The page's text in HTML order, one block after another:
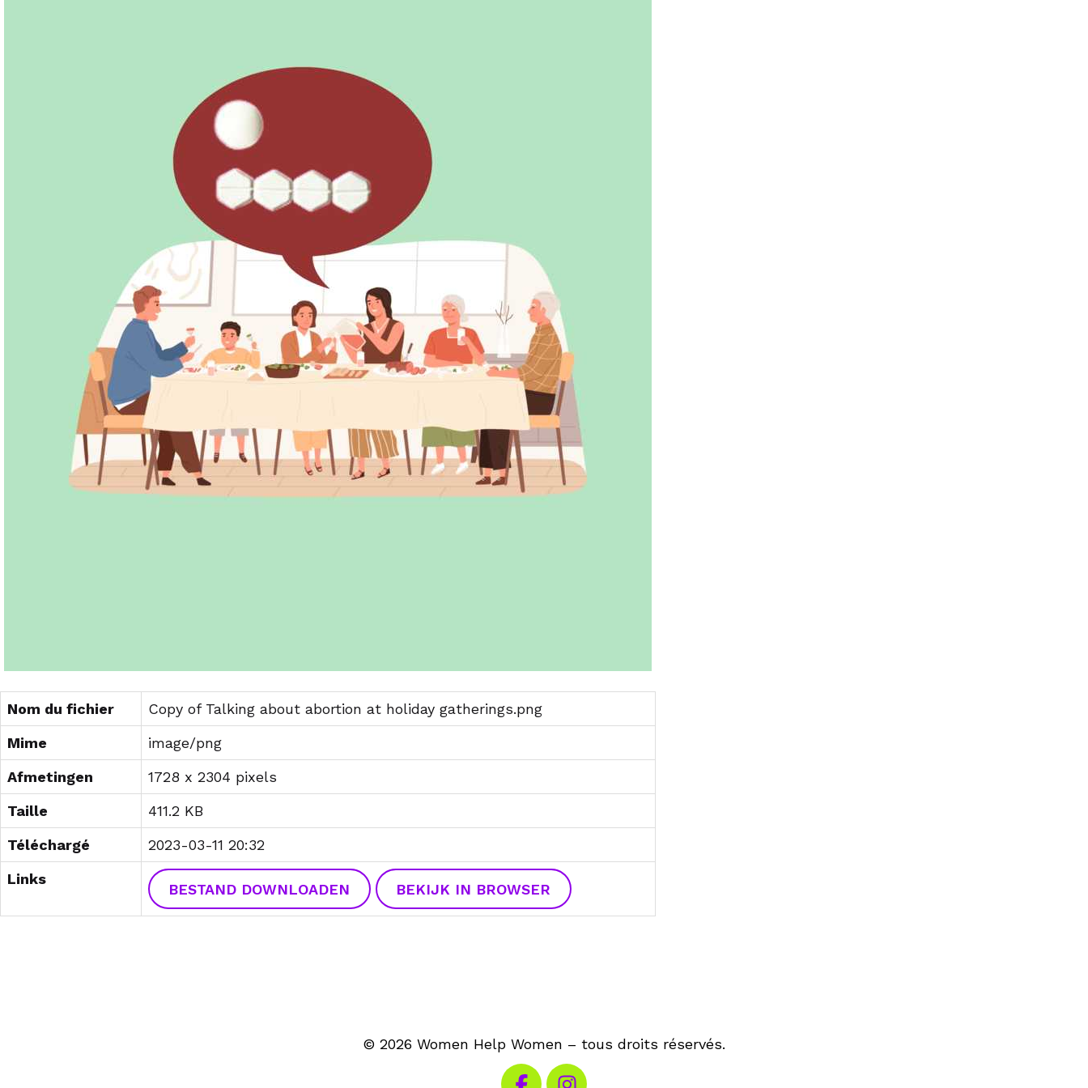
Nom du fichier
Copy of Talking about abortion at holiday gatherings.png
Mime
image/png
Afmetingen
1728 x 2304 pixels
Taille
411.2 KB
Téléchargé
2023-03-11 20:32
Links
BESTAND DOWNLOADEN BEKIJK IN BROWSER
© 2026 Women Help Women – tous droits réservés.